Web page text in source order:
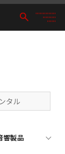
タル
響製品